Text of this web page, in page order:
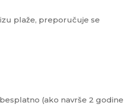
plaže, preporučuje se
(ako navrše 2 godine